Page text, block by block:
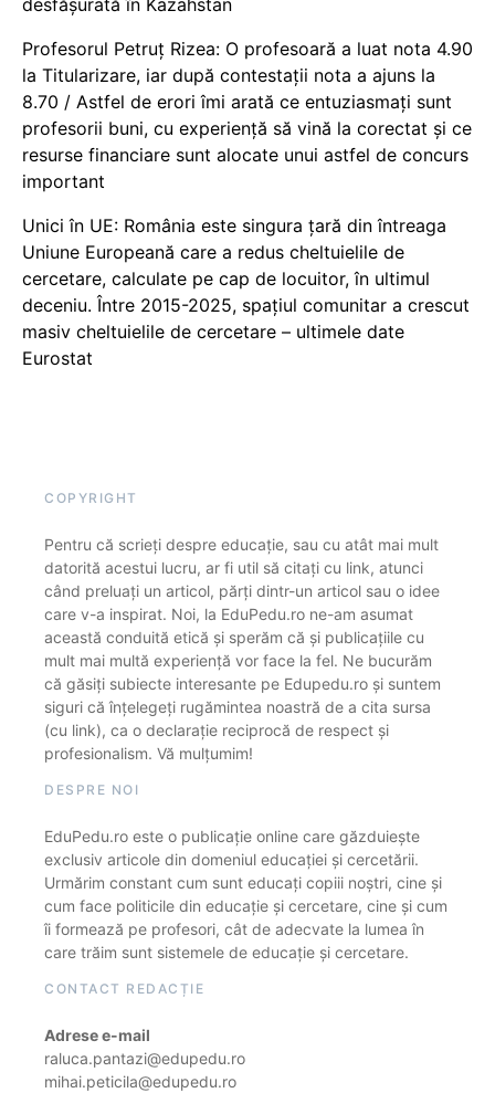
Profesorul Petruț Rizea: O profesoară a luat nota 4.90
la Titularizare, iar după contestații nota a ajuns la
8.70 / Astfel de erori îmi arată ce entuziasmați sunt
profesorii buni, cu experiență să vină la corectat și ce
resurse financiare sunt alocate unui astfel de concurs
important
Unici în UE: România este singura țară din întreaga
Uniune Europeană care a redus cheltuielile de
cercetare, calculate pe cap de locuitor, în ultimul
deceniu. Între 2015-2025, spațiul comunitar a crescut
masiv cheltuielile de cercetare – ultimele date
Eurostat
COPYRIGHT
Pentru că scrieți despre educație, sau cu atât mai mult
datorită acestui lucru, ar fi util să citați cu link, atunci
când preluați un articol, părți dintr-un articol sau o idee
care v-a inspirat. Noi, la EduPedu.ro ne-am asumat
această conduită etică și sperăm că și publicațiile cu
mult mai multă experiență vor face la fel. Ne bucurăm
că găsiți subiecte interesante pe Edupedu.ro și suntem
siguri că înțelegeți rugămintea noastră de a cita sursa
(cu link), ca o declarație reciprocă de respect și
profesionalism. Vă mulțumim!
DESPRE NOI
EduPedu.ro este o publicație online care găzduiește
exclusiv articole din domeniul educației și cercetării.
Urmărim constant cum sunt educați copiii noștri, cine și
cum face politicile din educație și cercetare, cine și cum
îi formează pe profesori, cât de adecvate la lumea în
care trăim sunt sistemele de educație și cercetare.
CONTACT REDACȚIE
Adrese e-mail
raluca.pantazi@edupedu.ro
mihai.peticila@edupedu.ro